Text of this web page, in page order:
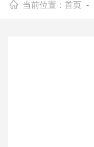
当前位置：首页 -